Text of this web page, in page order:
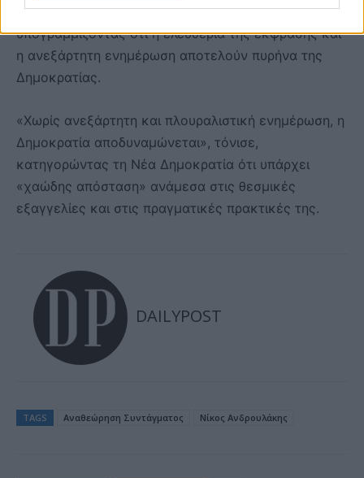
καθεστώς των μέσων ενημέρωσης,
υπογραμμίζοντας ότι η ελευθερία της έκφρασης και
η ανεξάρτητη ενημέρωση αποτελούν πυρήνα της
Δημοκρατίας.
«Χωρίς ανεξάρτητη και πλουραλιστική ενημέρωση, η
Δημοκρατία αποδυναμώνεται», τόνισε,
κατηγορώντας τη Νέα Δημοκρατία ότι υπάρχει
«χαώδης απόσταση» ανάμεσα στις θεσμικές
εξαγγελίες και στις πραγματικές πρακτικές της.
DAILYPOST
TAGS Αναθεώρηση Συντάγματος Νίκος Ανδρουλάκης